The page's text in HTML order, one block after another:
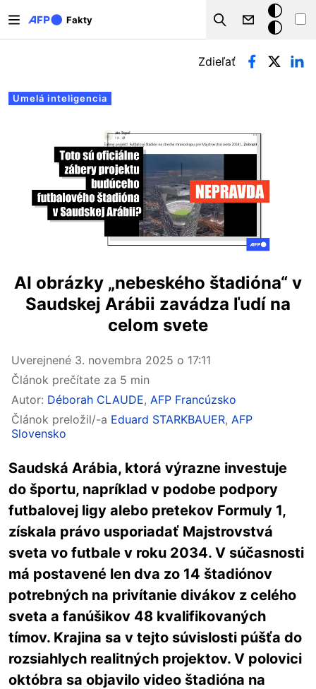
Fakty
Search
Tmavý
režim
Primárne karty
Umelá inteligencia
Zdieľať
AI obrázky „nebeského štadióna“ v
Saudskej Arábii zavádza ľudí na
celom svete
Uverejnené 3. novembra 2025 o 17:11
Článok prečítate za 5 min
Autor: Déborah CLAUDE, AFP Francúzsko
Článok preložil/-a Eduard STARKBAUER, AFP
Slovensko
Saudská Arábia, ktorá výrazne investuje
do športu, napríklad v podobe podpory
futbalovej ligy alebo pretekov Formuly 1,
získala právo usporiadať Majstrovstvá
sveta vo futbale v roku 2034. V súčasnosti
má postavené len dva zo 14 štadiónov
potrebných na privítanie divákov z celého
sveta a fanúšikov 48 kvalifikovaných
tímov. Krajina sa v tejto súvislosti púšťa do
rozsiahlych realitných projektov. V polovici
októbra sa objavilo video štadióna na